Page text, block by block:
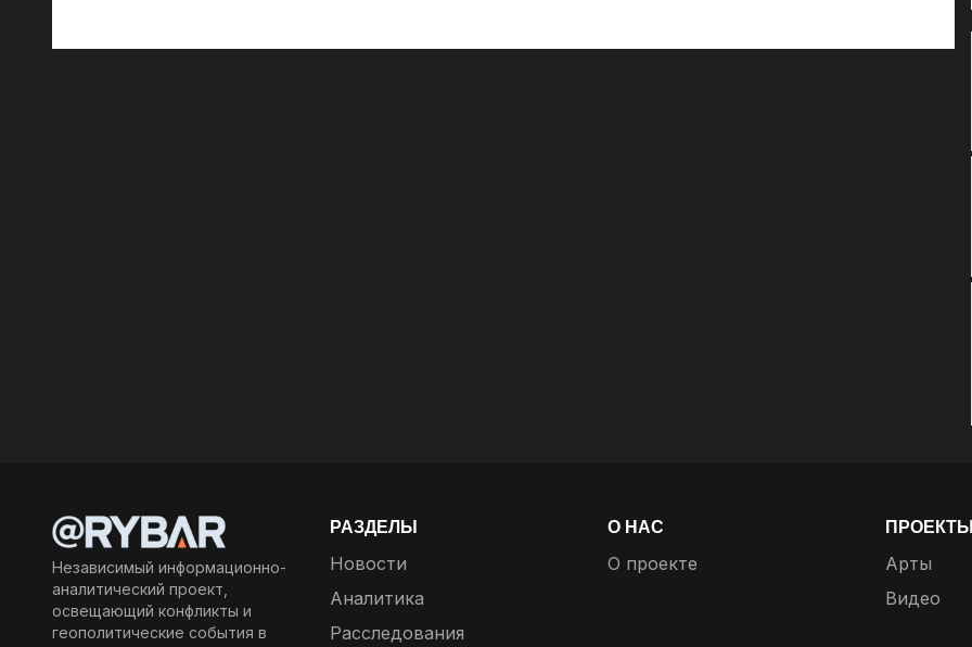
Независимый информационно-
аналитический проект,
освещающий конфликты и
геополитические события в
РАЗДЕЛЫ
Новости
Аналитика
Расследования
О НАС
О проекте
ПРОЕКТЫ
Арты
Видео